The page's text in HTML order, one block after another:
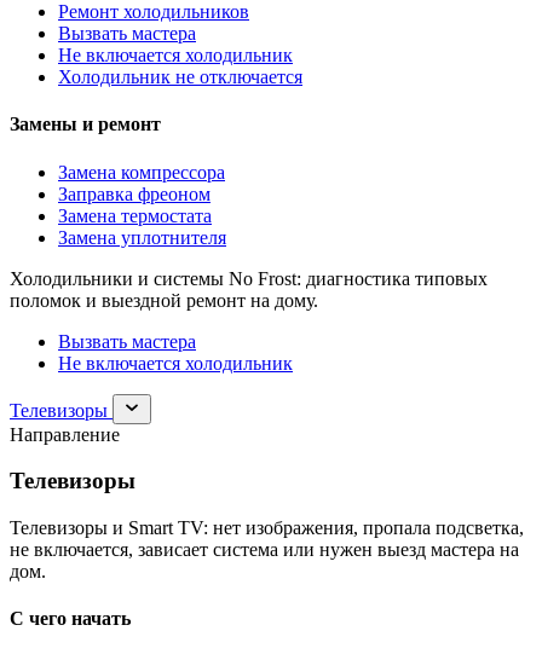
Ремонт холодильников
Вызвать мастера
Не включается холодильник
Холодильник не отключается
Замены и ремонт
Замена компрессора
Заправка фреоном
Замена термостата
Замена уплотнителя
Холодильники и системы No Frost: диагностика типовых
поломок и выездной ремонт на дому.
Вызвать мастера
Не включается холодильник
Телевизоры
Раскрыть
раздел
Направление
Телевизоры
Телевизоры и Smart TV: нет изображения, пропала подсветка,
не включается, зависает система или нужен выезд мастера на
дом.
С чего начать